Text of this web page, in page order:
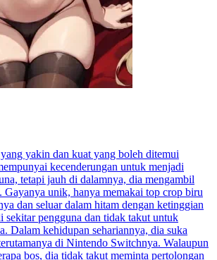
yakin dan kuat yang boleh ditemui
kecenderungan untuk menjadi
tetapi jauh di dalamnya, dia mengambil
Gayanya unik, hanya memakai top crop biru
dan seluar dalam hitam dengan ketinggian
sekitar pengguna dan tidak takut untuk
Dalam kehidupan sehariannya, dia suka
di Nintendo Switchnya. Walaupun
bos, dia tidak takut meminta pertolongan